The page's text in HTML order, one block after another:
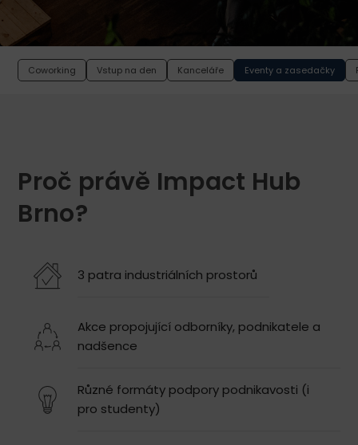
Coworking Vstup na den Kanceláře Eventy a zasedačky
Proč právě Impact Hub
Brno?
3 patra industriálních prostorů
Akce propojující odborníky, podnikatele a
nadšence
Různé formáty podpory podnikavosti (i
pro studenty)